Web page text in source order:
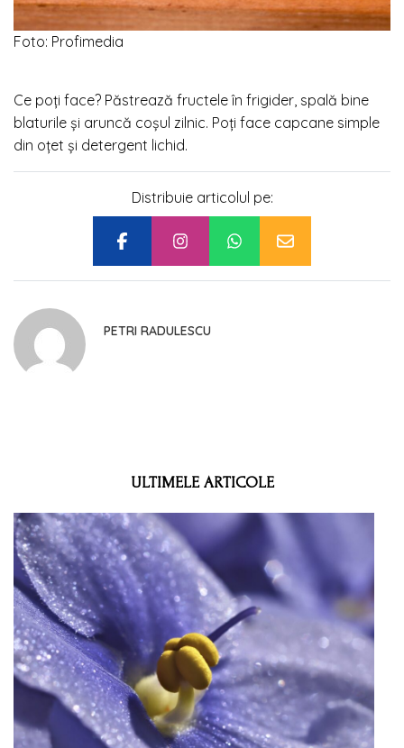
Foto: Profimedia
Ce poți face? Păstrează fructele în frigider, spală bine
blaturile și aruncă coșul zilnic. Poți face capcane simple
din oțet și detergent lichid.
Distribuie articolul pe:
PETRI RADULESCU
ULTIMELE ARTICOLE